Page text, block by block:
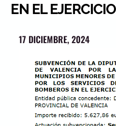
EN EL
17 DICIEMBRE, 2024